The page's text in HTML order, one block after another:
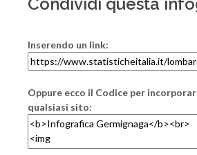
Inserendo un link:
Oppure ecco il Codice per
qualsiasi sito: